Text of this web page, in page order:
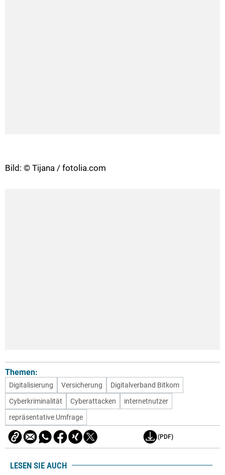
Bild: © Tijana / fotolia.com
Themen:
Digitalisierung Versicherung
Digitalverband Bitkom
Cyberkriminalität
Cyberattacken
internetnutzer
repräsentative Umfrage
(PDF)
LESEN SIE AUCH